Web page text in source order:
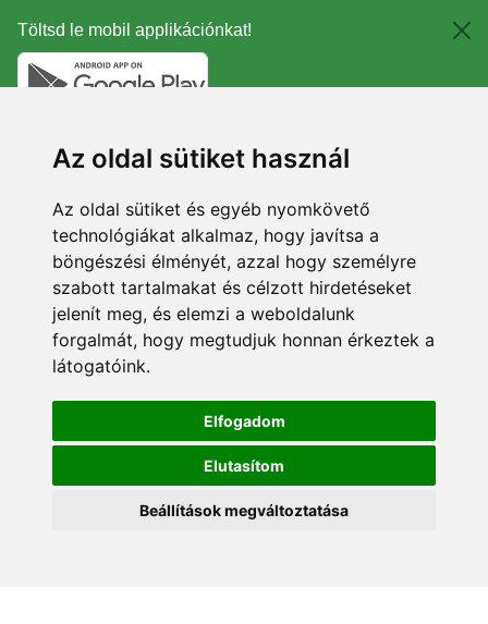
Töltsd le mobil applikációnkat!
Az oldal sütiket használ
Az oldal sütiket és egyéb nyomkövető
technológiákat alkalmaz, hogy javítsa a
böngészési élményét, azzal hogy személyre
szabott tartalmakat és célzott hirdetéseket
jelenít meg, és elemzi a weboldalunk
forgalmát, hogy megtudjuk honnan érkeztek a
látogatóink.
Elfogadom
Elutasítom
Beállítások megváltoztatása